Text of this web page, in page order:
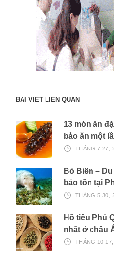
BÀI VIẾT LIÊN QUAN
13 món ăn
bảo ăn một
THÁNG 7 27,
Bò Biển –
bảo tồn tại
THÁNG 5 30,
Hồ tiêu Phú
nhất ở châu
THÁNG 10